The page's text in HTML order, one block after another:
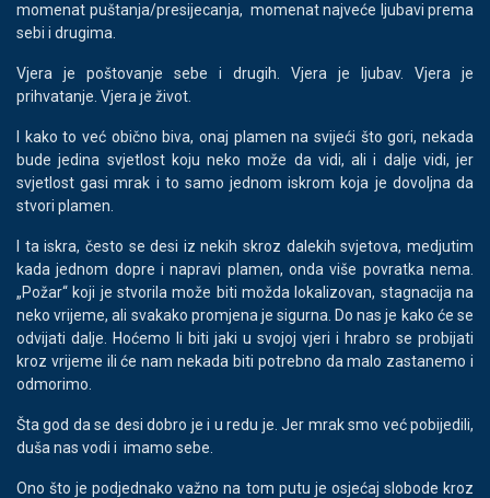
momenat puštanja/presijecanja, momenat najveće ljubavi prema
sebi i drugima.
Vjera je poštovanje sebe i drugih. Vjera je ljubav. Vjera je
prihvatanje. Vjera je život.
I kako to već obično biva, onaj plamen na svijeći što gori, nekada
bude jedina svjetlost koju neko može da vidi, ali i dalje vidi, jer
svjetlost gasi mrak i to samo jednom iskrom koja je dovoljna da
stvori plamen.
I ta iskra, često se desi iz nekih skroz dalekih svjetova, medjutim
kada jednom dopre i napravi plamen, onda više povratka nema.
„Požar“ koji je stvorila može biti možda lokalizovan, stagnacija na
neko vrijeme, ali svakako promjena je sigurna. Do nas je kako će se
odvijati dalje. Hoćemo li biti jaki u svojoj vjeri i hrabro se probijati
kroz vrijeme ili će nam nekada biti potrebno da malo zastanemo i
odmorimo.
Šta god da se desi dobro je i u redu je. Jer mrak smo već pobijedili,
duša nas vodi i imamo sebe.
Ono što je podjednako važno na tom putu je osjećaj slobode kroz